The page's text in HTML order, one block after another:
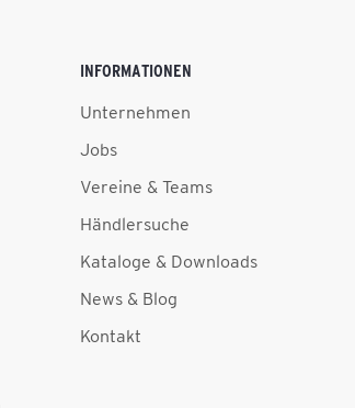
INFORMATIONEN
Unternehmen
Jobs
Vereine & Teams
Händlersuche
Kataloge & Downloads
News & Blog
Kontakt